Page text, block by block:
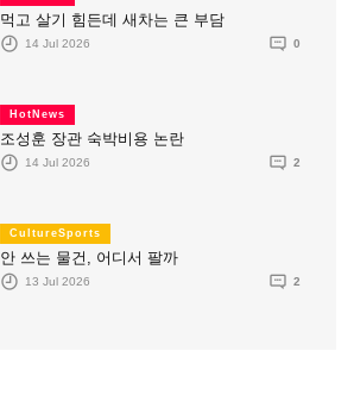
먹고 살기 힘든데 새차는 큰 부담
14 Jul 2026 0
HotNews
조성훈 장관 숙박비용 논란
14 Jul 2026 2
CultureSports
안 쓰는 물건, 어디서 팔까
13 Jul 2026 2